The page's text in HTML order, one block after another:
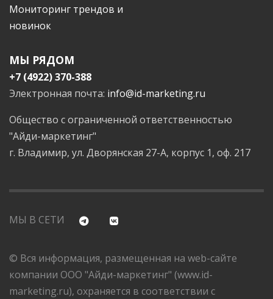
Мониторинг трендов и
новинок
МЫ РЯДОМ
+7 (4922) 370-388
Электронная почта: info@id-marketing.ru
Общество с ограниченной ответственностью
"Айди-маркетинг"
г. Владимир, ул. Дворянская 27-А, корпус 1, оф. 217
МЫ В СЕТИ
© Вся информация, размещенная на web-сайте
компании ООО "Айди-маркетинг" (www.id-
marketing.ru), охраняется в соответствии с